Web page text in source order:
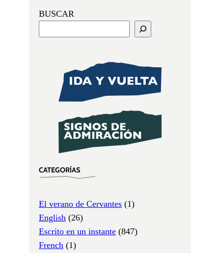
BUSCAR
CATEGORÍAS
El verano de Cervantes (1)
English (26)
Escrito en un instante (847)
French (1)